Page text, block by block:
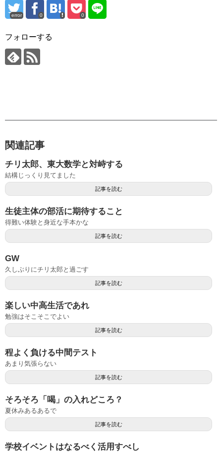
error 0 0
フォローする
関連記事
チリ太郎、東大数学と対峙する
結構じっくり見てました
記事を読む
生徒主体の部活に期待すること
得難い体験と身近な手本かな
記事を読む
GW
久しぶりにチリ太郎と過ごす
記事を読む
楽しい中高生活であれ
勉強はそこそこでよい
記事を読む
程よく負ける中間テスト
あまり気張らない
記事を読む
そろそろ「喝」の入れどころ？
夏休みあるあるで
記事を読む
学校イベントはなるべく活用すべし